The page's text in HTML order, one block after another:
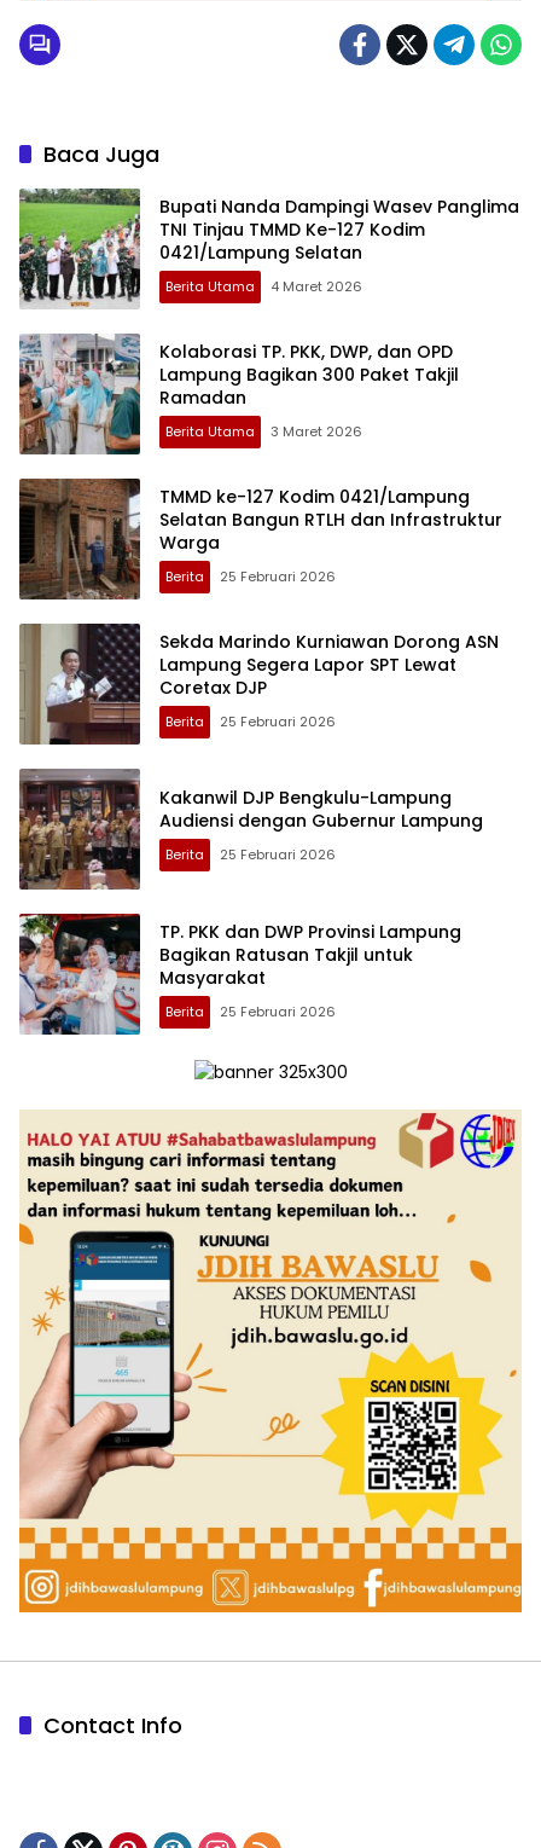
Baca Juga
Bupati Nanda Dampingi Wasev Panglima
TNI Tinjau TMMD Ke-127 Kodim
0421/Lampung Selatan
Berita Utama 4 Maret 2026
Kolaborasi TP. PKK, DWP, dan OPD
Lampung Bagikan 300 Paket Takjil
Ramadan
Berita Utama 3 Maret 2026
TMMD ke-127 Kodim 0421/Lampung
Selatan Bangun RTLH dan Infrastruktur
Warga
Berita 25 Februari 2026
Sekda Marindo Kurniawan Dorong ASN
Lampung Segera Lapor SPT Lewat
Coretax DJP
Berita 25 Februari 2026
Kakanwil DJP Bengkulu-Lampung
Audiensi dengan Gubernur Lampung
Berita 25 Februari 2026
TP. PKK dan DWP Provinsi Lampung
Bagikan Ratusan Takjil untuk
Masyarakat
Berita 25 Februari 2026
Contact Info